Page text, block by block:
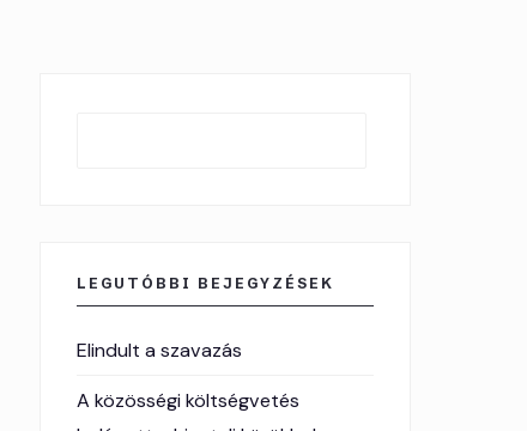
LEGUTÓBBI BEJEGYZÉSEK
Elindult a szavazás
A közösségi költségvetés